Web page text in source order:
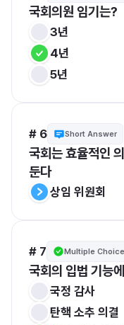
국회의원 임기는?
3년
4년
5년
# 6 Short Answer
국회는 효율적인
둔다
상임 위원회
# 7 Multiple Choice
국회의 입법 기능
국정 감사
탄핵 소추 의결